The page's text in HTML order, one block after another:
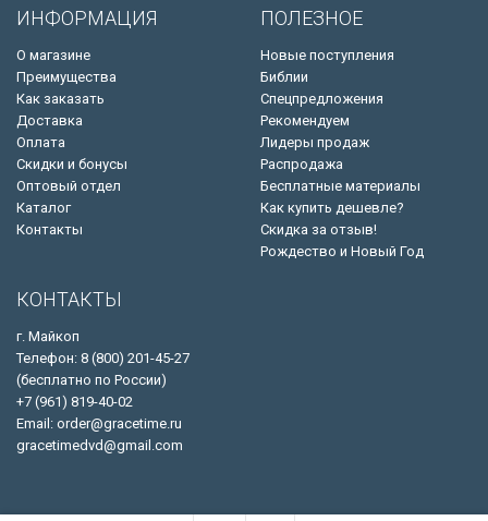
ИНФОРМАЦИЯ
О магазине
Преимущества
Как заказать
Доставка
Оплата
Скидки и бонусы
Оптовый отдел
Каталог
Контакты
ПОЛЕЗНОЕ
Новые поступления
Библии
Спецпредложения
Рекомендуем
Лидеры продаж
Распродажа
Бесплатные материалы
Как купить дешевле?
Скидка за отзыв!
Рождество и Новый Год
КОНТАКТЫ
г. Майкоп
Телефон: 8 (800) 201-45-27
(бесплатно по России)
+7 (961) 819-40-02
Email: order@gracetime.ru
gracetimedvd@gmail.com